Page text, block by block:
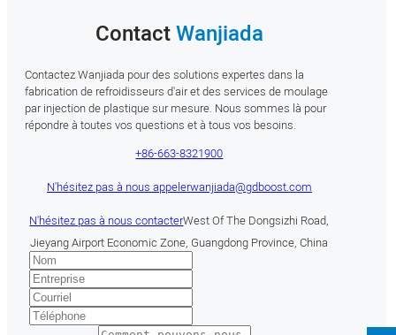
ContactWanjiada
Contactez Wanjiada pour des solutions expertes dans la
fabrication de refroidisseurs d'air et des services de moulage
par injection de plastique sur mesure. Nous sommes là pour
répondre à toutes vos questions et à tous vos besoins.
+86-663-8321900
N'hésitez pas à nous appelerwanjiada@gdboost.com
N'hésitez pas à nous contacterWest Of The Dongsizhi Road,
Jieyang Airport Economic Zone, Guangdong Province, China